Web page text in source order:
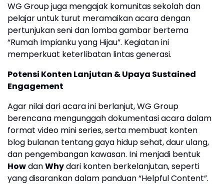
WG Group juga mengajak komunitas sekolah dan
pelajar untuk turut meramaikan acara dengan
pertunjukan seni dan lomba gambar bertema
“Rumah Impianku yang Hijau”. Kegiatan ini
memperkuat keterlibatan lintas generasi.
Potensi Konten Lanjutan & Upaya Sustained
Engagement
Agar nilai dari acara ini berlanjut, WG Group
berencana mengunggah dokumentasi acara dalam
format video mini series, serta membuat konten
blog bulanan tentang gaya hidup sehat, daur ulang,
dan pengembangan kawasan. Ini menjadi bentuk
HowdanWhydari konten berkelanjutan, seperti
yang disarankan dalam panduan “Helpful Content”.